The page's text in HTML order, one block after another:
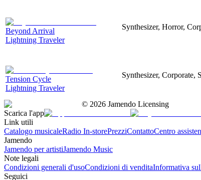
Beyond Arrival
Lightning Traveler
Synthesizer, Horror,
Tension Cycle
Lightning Traveler
Synthesizer, Corporate,
© 2026 Jamendo Licensing
Scarica l'app
Link utili
Catalogo musicaleRadio In-storePrezziContattoCentro
Jamendo
Jamendo per artistiJamendo Music
Note legali
Condizioni generali d'usoCondizioni di venditaInformativa
Seguici